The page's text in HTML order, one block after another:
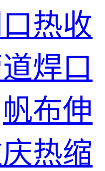
热收
焊口
帆布伸
热缩